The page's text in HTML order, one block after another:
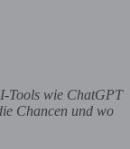
Tools wie ChatGPT
Chancen und wo